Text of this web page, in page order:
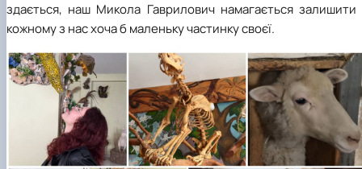
здається, наш Микола Гаврилович намагається залишити
кожному з нас хоча б маленьку частинку своєї.